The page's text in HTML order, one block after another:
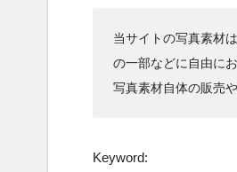
当サイトの写真素材
の一部などに自由に
写真素材自体の販売
Keyword: